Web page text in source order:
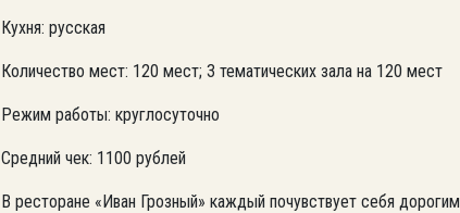
Кухня: русская
Количество мест: 120 мест; 3 тематических зала на 120 мест
Режим работы: круглосуточно
Средний чек: 1100 рублей
В ресторане «Иван Грозный» каждый почувствует себя